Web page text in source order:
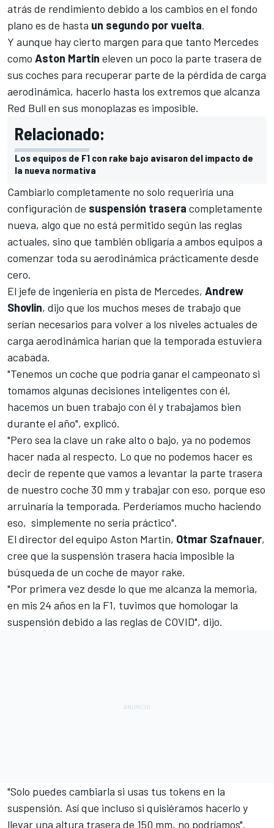
atrás de rendimiento debido a los cambios en el fondo
plano es de hasta un segundo por vuelta.
Y aunque hay cierto margen para que tanto Mercedes
como Aston Martin eleven un poco la parte trasera de
sus coches para recuperar parte de la pérdida de carga
aerodinámica, hacerlo hasta los extremos que alcanza
Red Bull en sus monoplazas es imposible.
Relacionado:
Los equipos de F1 con rake bajo avisaron del impacto de
la nueva normativa
Cambiarlo completamente no solo requeriría una
configuración de suspensión trasera completamente
nueva, algo que no está permitido según las reglas
actuales, sino que también obligaría a ambos equipos a
comenzar toda su aerodinámica prácticamente desde
cero.
El jefe de ingeniería en pista de Mercedes, Andrew
Shovlin, dijo que los muchos meses de trabajo que
serían necesarios para volver a los niveles actuales de
carga aerodinámica harían que la temporada estuviera
acabada.
"Tenemos un coche que podría ganar el campeonato si
tomamos algunas decisiones inteligentes con él,
hacemos un buen trabajo con él y trabajamos bien
durante el año", explicó.
"Pero sea la clave un rake alto o bajo, ya no podemos
hacer nada al respecto. Lo que no podemos hacer es
decir de repente que vamos a levantar la parte trasera
de nuestro coche 30 mm y trabajar con eso, porque eso
arruinaría la temporada. Perderíamos mucho haciendo
eso, simplemente no sería práctico".
El director del equipo Aston Martin, Otmar Szafnauer,
cree que la suspensión trasera hacía imposible la
búsqueda de un coche de mayor rake.
"Por primera vez desde lo que me alcanza la memoria,
en mis 24 años en la F1, tuvimos que homologar la
suspensión debido a las reglas de COVID", dijo.
"Solo puedes cambiarla si usas tus tokens en la
suspensión. Así que incluso si quisiéramos hacerlo y
llevar una altura trasera de 150 mm, no podríamos".